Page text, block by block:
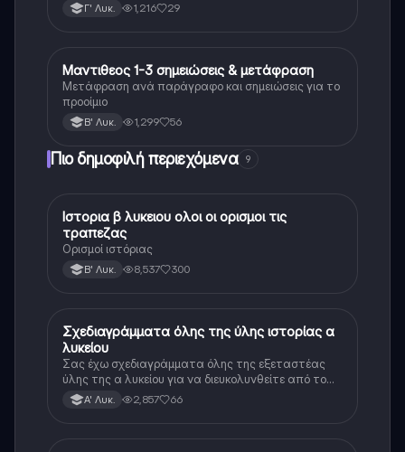
Γ' Λυκ. 1,216 29
Αρχαία Ελληνικά (Ανθρ.)
Μαντιθεος 1-3 σημειώσεις & μετάφραση
Μετάφραση ανά παράγραφο και σημειώσεις για το
προοίμιο
Β' Λυκ. 1,299 56
Πιο δημοφιλή περιεχόμενα 9
Ιστορία
Ιστορια β λυκειου ολοι οι ορισμοι τις
τραπεζας
Ορισμοί ιστόριας
Β' Λυκ. 8,537 300
Ιστορία
Σχεδιαγράμματα όλης της ύλης ιστορίας α
λυκείου
Σας έχω σχεδιαγράμματα όλης της εξεταστέας
ύλης της α λυκείου για να διευκολυνθείτε από το
τεράστιο βάρος του βιβλίου
Α' Λυκ. 2,857 66